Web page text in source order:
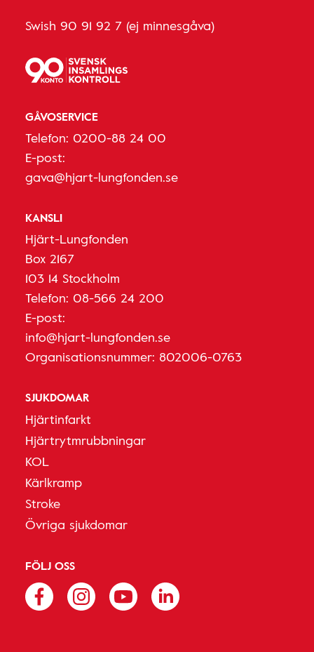
Swish 90 91 92 7 (ej minnesgåva)
GÅVOSERVICE
Telefon: 0200-88 24 00
E-post:
gava@hjart-lungfonden.se
KANSLI
Hjärt-Lungfonden
Box 2167
103 14 Stockholm
Telefon: 08-566 24 200
E-post:
info@hjart-lungfonden.se
Organisationsnummer: 802006-0763
SJUKDOMAR
Hjärtinfarkt
Hjärtrytmrubbningar
KOL
Kärlkramp
Stroke
Övriga sjukdomar
FÖLJ OSS